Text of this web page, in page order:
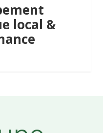
local &